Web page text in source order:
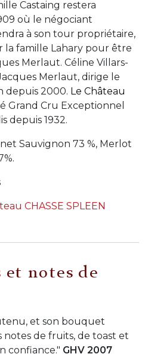
Castaing restera
où le négociant
à son tour propriétaire,
la famille Lahary pour être
Merlaut. Céline Villars-
Merlaut, dirige le
depuis 2000. Le Château
Grand Cru Exceptionnel
depuis 1932.
Sauvignon 73 %, Merlot
CHASSE SPLEEN
et notes de
et son bouquet
notes de fruits, de toast et
confiance." GHV 2007